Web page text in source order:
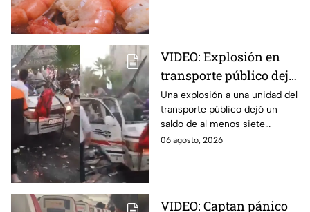
VIDEO: Explosión en
transporte público deja
siete personas sin vida
Una explosión a una unidad del
transporte público dejó un
saldo de al menos siete
personas sin vida. Aquí todos
06 agosto, 2026
VIDEO: Captan pánico